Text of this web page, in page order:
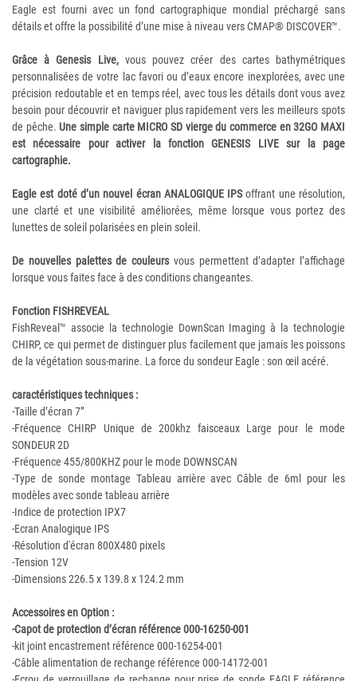
Eagle est fourni avec un fond cartographique mondial préchargé sans
détails et offre la possibilité d’une mise à niveau vers CMAP® DISCOVER™.
Grâce à Genesis Live,vous pouvez créer des cartes bathymétriques
personnalisées de votre lac favori ou d’eaux encore inexplorées, avec une
précision redoutable et en temps réel, avec tous les détails dont vous avez
besoin pour découvrir et naviguer plus rapidement vers les meilleurs spots
de pêche. Une simple carte MICRO SD vierge du commerce en 32GO MAXI
est nécessaire pour activer la fonction GENESIS LIVE sur la page
cartographie.
Eagle est doté d’un nouvel écran ANALOGIQUE IPSoffrant une résolution,
une clarté et une visibilité améliorées, même lorsque vous portez des
lunettes de soleil polarisées en plein soleil.
De nouvelles palettes de couleursvous permettent d’adapter l’affichage
lorsque vous faites face à des conditions changeantes.
Fonction FISHREVEAL
FishReveal™ associe la technologie DownScan Imaging à la technologie
CHIRP, ce qui permet de distinguer plus facilement que jamais les poissons
de la végétation sous-marine. La force du sondeur Eagle : son œil acéré.
caractéristiques techniques :
-Taille d’écran 7’’
-Fréquence CHIRP Unique de 200khz faisceaux Large pour le mode
SONDEUR 2D
-Fréquence 455/800KHZ pour le mode DOWNSCAN
-Type de sonde montage Tableau arrière avec Câble de 6ml pour les
modèles avec sonde tableau arrière
-Indice de protection IPX7
-Ecran Analogique IPS
-Résolution d'écran 800X480 pixels
-Tension 12V
-Dimensions 226.5 x 139.8 x 124.2 mm
Accessoires en Option :
-Capot de protection d’écran référence 000-16250-001
-kit joint encastrement référence 000-16254-001
-Câble alimentation de rechange référence 000-14172-001